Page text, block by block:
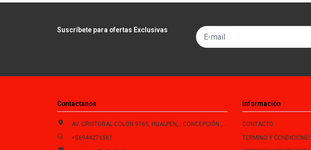
Suscríbete para ofertas Exclusivas
Contactanos
AV. CRISTOBAL COLON 9765, HUALPEN, , CONCEPCIÓN , Biobío, Chile
+56944276561
Información
CONTACTO
TERMINO Y